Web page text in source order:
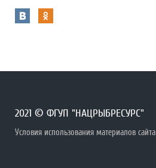
2021 © ФГУП "НАЦРЫБРЕСУРС"
Условия использования материалов